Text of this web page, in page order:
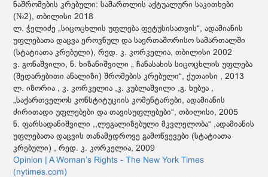
ნაშრომების კრებული: სამართლის აქტუალური საკითხები
(№2), თბილისი 2018
ლ. ჭელიძე „სიცოცხლის უფლება ფეტუსისათვის“, ადამიანის
უფლებათა დაცვა ეროვნულ და საერთაშორისო სამართალში
(სტატიათა კრებული), რედ. კ. კორკელია, თბილისი 2002
ვ. გონაშვილი, ნ. ხიზანიშვილი „ ჩანასახის სიცოცხლის უფლება
(შედარებითი ანალიზი) შრომების კრებული“, ქუთაისი , 2013
ლ. იზორია , კ. კორკელია ,კ. კუბლაშვილი ,გ. ხუბუა ,
„საქართველოს კონსტიტუციის კომენტარები, ადამიანის
ძირითადი უფლებები და თავისუფლებები“, თბილისი, 2005
ნ. ფარსადანიშვილი ,,ლეგალიზებული მკვლელობა“ ,ადამიანის
უფლებათა დაცვის თანამედროვე გამოწვევები (სტატიათა
კრებული) , რედ. კ. კორკელია, 2009
Opinion | A Woman’s Rights - The New York Times
(nytimes.com)